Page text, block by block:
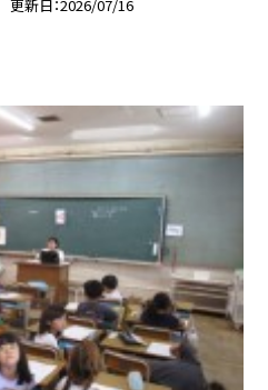
更新日 2026/07/16